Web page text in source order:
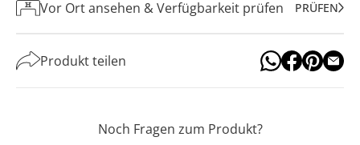
Vor Ort ansehen & Verfügbarkeit prüfen PRÜFEN
Produkt teilen
Noch Fragen zum Produkt?